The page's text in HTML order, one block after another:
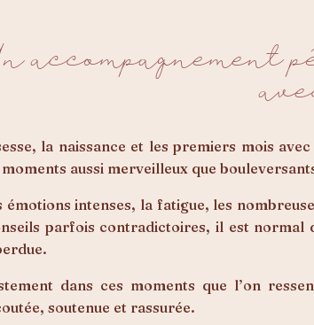
la naissance et les premiers mois
aussi merveilleux que
émotions intenses, la fatigue, les
parfois contradictoires, il est normal
dans ces moments que l’on
soutenue et rassurée.